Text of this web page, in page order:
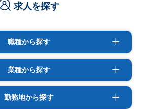
求人を探す
職種から探す
業種から探す
勤務地から探す